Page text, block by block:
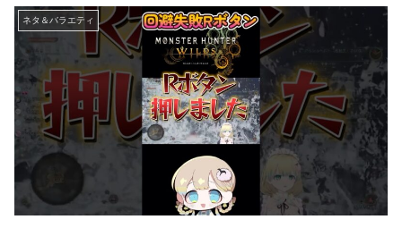
ネタ＆バラエティ